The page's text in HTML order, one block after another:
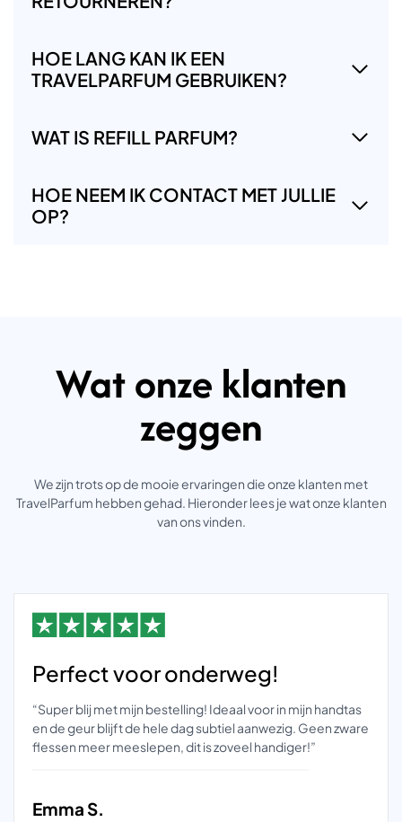
HOE LANG KAN IK EEN
TRAVELPARFUM GEBRUIKEN?
WAT IS REFILL PARFUM?
HOE NEEM IK CONTACT MET JULLIE
OP?
Wat onze klanten
zeggen
We zijn trots op de mooie ervaringen die onze klanten met
TravelParfum hebben gehad. Hieronder lees je wat onze klanten
van ons vinden.
Perfect voor onderweg!
“Super blij met mijn bestelling! Ideaal voor in mijn handtas
en de geur blijft de hele dag subtiel aanwezig. Geen zware
flessen meer meeslepen, dit is zoveel handiger!”
Emma S.